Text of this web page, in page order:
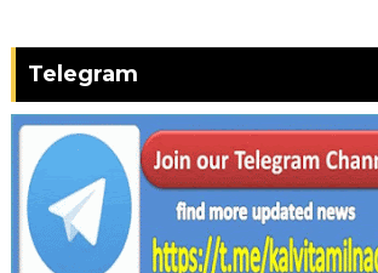
Telegram